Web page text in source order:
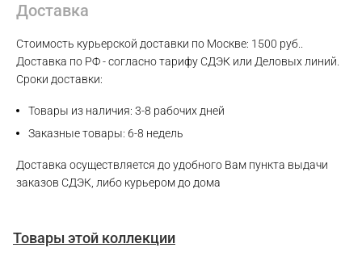
Доставка
Стоимость курьерской доставки по Москве: 1500 руб..
Доставка по РФ - согласно тарифу СДЭК или Деловых линий.
Сроки доставки:
Товары из наличия: 3-8 рабочих дней
Заказные товары: 6-8 недель
Доставка осуществляется до удобного Вам пункта выдачи
заказов СДЭК, либо курьером до дома
Товары этой коллекции